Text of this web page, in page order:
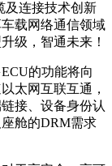
及连接技术创新
载网络通信领域
级，智通未来！
的功能将向
太网互联互通，
接、设备身份认
舱的DRM需求